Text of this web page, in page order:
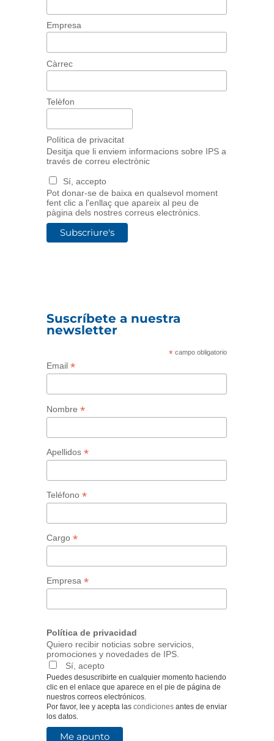
Empresa
Càrrec
Telèfon
Política de privacitat
Desitja que li enviem informacions sobre IPS a
través de correu electrònic
Sí, accepto
Pot donar-se de baixa en qualsevol moment
fent clic a l'enllaç que apareix al peu de
pàgina dels nostres correus electrònics.
Suscríbete a nuestra
newsletter
*campo obligatorio
Email *
Nombre *
Apellidos *
Teléfono *
Cargo *
Empresa *
Política de privacidad
Quiero recibir noticias sobre servicios,
promociones y novedades de IPS.
Sí, acepto
Puedes desuscribirte en cualquier momento haciendo
clic en el enlace que aparece en el pie de página de
nuestros correos electrónicos.
Por favor, lee y acepta las condicionesantes de enviar
los datos.